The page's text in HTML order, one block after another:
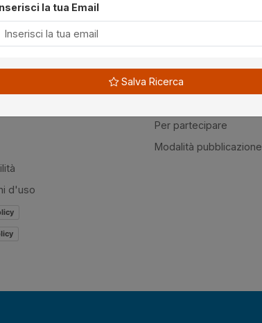
d'uso
Normativa
Per partecipare
Modalità pubblicazione
la tua Email
Salva Ricerca